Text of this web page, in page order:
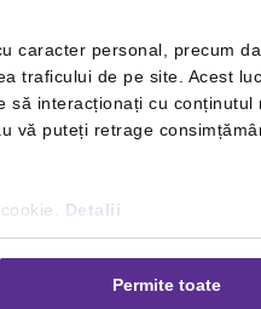
caracter personal, precum
traficului de pe site. Acest
să interacționați cu conținutul
vă puteți retrage
Detalii
Permite toate